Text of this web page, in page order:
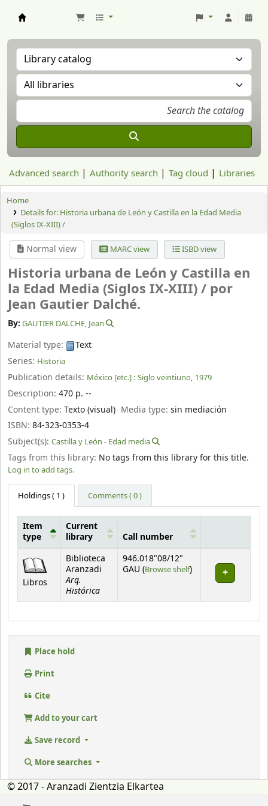
Advanced search Authority search Tag cloud Libraries
Home
Details for: Historia urbana de León y Castilla en la Edad Media
(Siglos IX-XIII) /
Normal view MARC view ISBD view
Historia urbana de León y Castilla en
la Edad Media (Siglos IX-XIII) / por
Jean Gautier Dalché.
By: GAUTIER DALCHE, Jean
Material type:
Text
Series: Historia
Publication details: México [etc.] : Siglo veintiuno, 1979
Description: 470 p. --
Content type: Texto (visual) Media type:sin mediación
ISBN: 84-323-0353-4
Subject(s): Castilla y León - Edad media
Tags from this library: No tags from this library for this title.
Log in to add tags.
Holdings( 1 ) Comments ( 0 )
Item
type
Current
library
Call number
Libros
Biblioteca
Aranzadi
Arq.
Histórica
946.018"08/12"
GAU (Browse shelf(Opens below)
)
Place hold
Print
Cite
Add to your cart
Save record
More searches
© 2017 - Aranzadi Zientzia Elkartea